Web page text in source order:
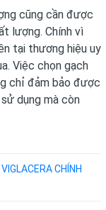
cũng cần được
lượng. Chính vì
tại thương hiệu uy
Việc chọn gạch
chỉ đảm bảo được
dụng mà còn
CHÍNH